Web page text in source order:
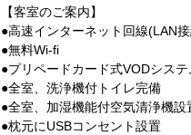
【客室のご案内】
●高速インターネット回線(LAN接
●無料Wi-fi
●プリペードカード式VODシス
●全室、洗浄機付トイレ完備
●全室、加湿機能付空気清浄機設
●枕元にUSBコンセント設置